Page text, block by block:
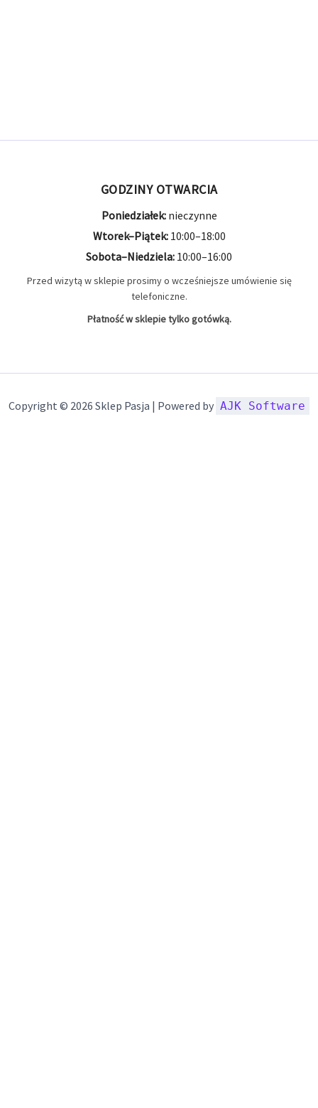
GODZINY OTWARCIA
Poniedziałek:nieczynne
Wtorek–Piątek:10:00–18:00
Sobota–Niedziela: 10:00–16:00
Przed wizytą w sklepie prosimy o wcześniejsze umówienie się
telefoniczne.
Płatność w sklepie tylko gotówką.
Copyright © 2026 Sklep Pasja | Powered by AJK Software